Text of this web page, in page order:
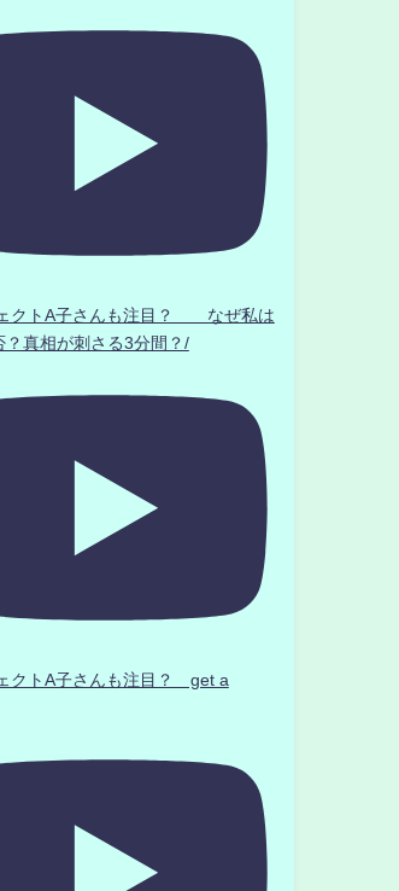
クトA子さんも注目？ なぜ私は
？真相が刺さる3分間？/
クトA子さんも注目？ get a